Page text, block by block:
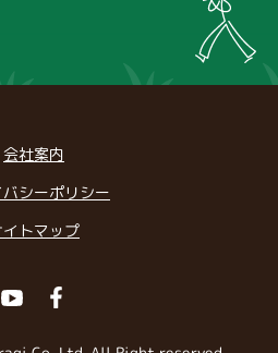
会社案内
シーポリシー
イトマップ
YoutubeFacebook